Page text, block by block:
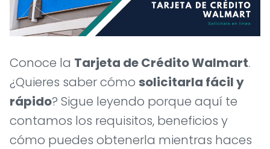
Conoce la Tarjeta de Crédito Walmart.
¿Quieres saber cómo solicitarla fácil y
rápido? Sigue leyendo porque aquí te
contamos los requisitos, beneficios y
cómo puedes obtenerla mientras haces